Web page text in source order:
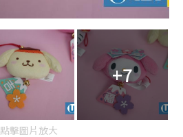
+7
點擊圖片放大